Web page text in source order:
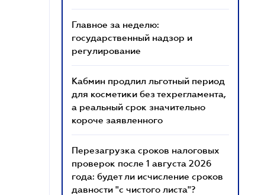
Главное за неделю:
государственный надзор и
регулирование
Кабмин продлил льготный период
для косметики без техрегламента,
а реальный срок значительно
короче заявленного
Перезагрузка сроков налоговых
проверок после 1 августа 2026
года: будет ли исчисление сроков
давности "с чистого листа"?